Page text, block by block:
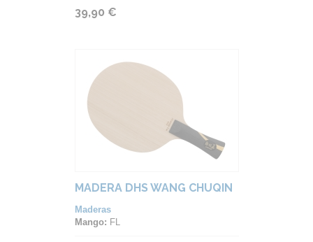
39,90 €
MADERA DHS WANG CHUQIN
Maderas
Mango: FL